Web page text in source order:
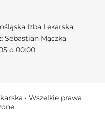
Izba Lekarska
Sebastian Mączka
o 00:00
• Wszelkie prawa